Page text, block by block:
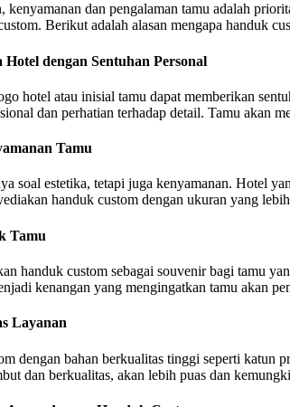
dan pengalaman tamu adalah
Berikut adalah alasan mengapa handuk
dengan Sentuhan Personal
hotel atau inisial tamu dapat memberikan
dan perhatian terhadap detail. Tamu akan
Tamu
soal estetika, tetapi juga kenyamanan. Hotel
handuk custom dengan ukuran yang
Tamu
handuk custom sebagai souvenir bagi tamu
kenangan yang mengingatkan tamu akan
Layanan
dengan bahan berkualitas tinggi seperti
dan berkualitas, akan lebih puas dan